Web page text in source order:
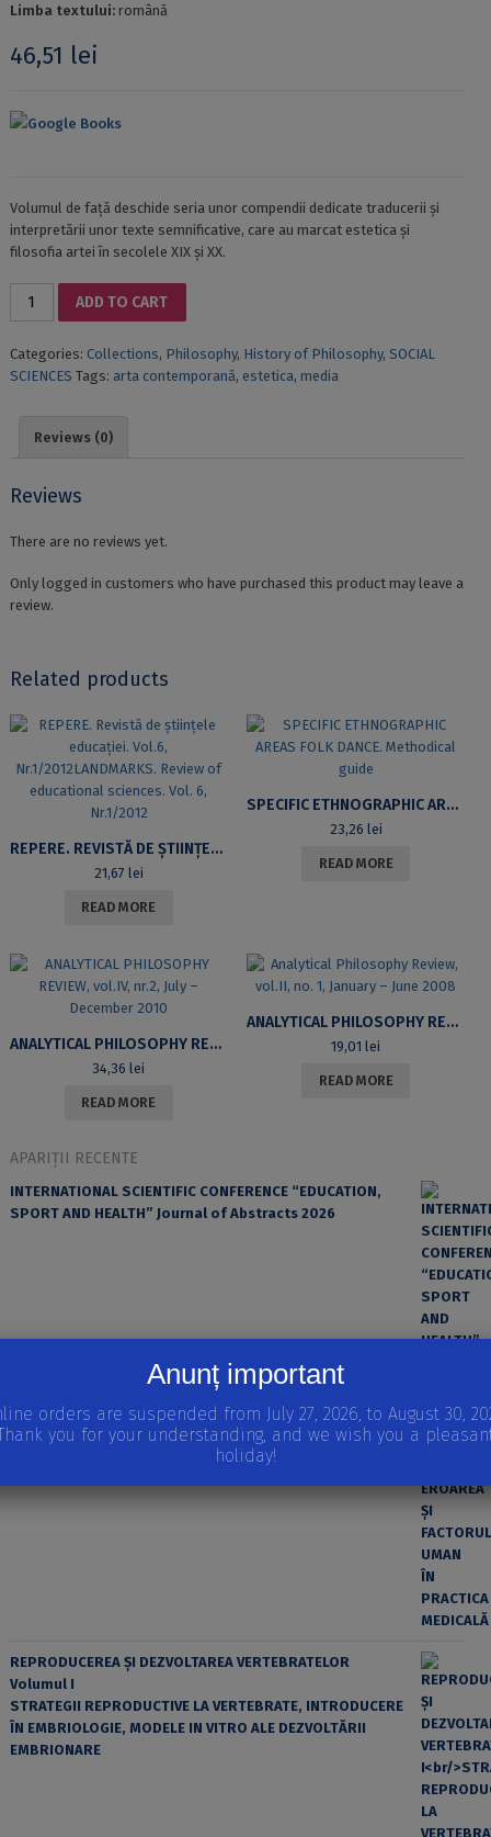
Limba textului: română
46,51 lei
Google Books
Volumul de față deschide seria unor compendii dedicate traducerii și
interpretării unor texte semnificative, care au marcat estetica și
filosofia artei în secolele XIX și XX.
IDEI
ARTĂ
CONTEMPORANĂ.
comentarii
ADD TO CART
Categories: Collections, Philosophy, History of Philosophy, SOCIAL
SCIENCES Tags: arta contemporană, estetica, media
Reviews (0)
Reviews
There are no reviews yet.
Only logged in customers who have purchased this product may leave a
review.
Related products
REPERE. REVISTĂ DE ȘTIINȚELE EDUCAȚIEI. VOL.6, NR.1/2012LANDMARKS. REVIEW OF EDUCATIONAL SCIENCES. VOL. 6, NR.1/2012
21,67 lei
READ MORE
SPECIFIC ETHNOGRAPHIC AREAS FOLK DANCE. METHODICAL GUIDE
23,26 lei
READ MORE
ANALYTICAL PHILOSOPHY REVIEW, VOL.IV, NR.2, JULY – DECEMBER 2010
34,36lei
READ MORE
ANALYTICAL PHILOSOPHY REVIEW, VOL.II, NO. 1, JANUARY – JUNE 2008
19,01lei
READ MORE
APARIȚII RECENTE
INTERNATIONAL SCIENTIFIC CONFERENCE “EDUCATION,
SPORT AND HEALTH” Journal of Abstracts 2026
EROAREA ȘI FACTORUL UMAN ÎN PRACTICA MEDICALĂ
REPRODUCEREA ȘI DEZVOLTAREA VERTEBRATELOR
Volumul I
STRATEGII REPRODUCTIVE LA VERTEBRATE, INTRODUCERE
ÎN EMBRIOLOGIE, MODELE IN VITRO ALE DEZVOLTĂRII
EMBRIONARE
Anunț important
orders are suspended from July 27, 2026, to August 30,
you for your understanding, and we wish you a
holiday!